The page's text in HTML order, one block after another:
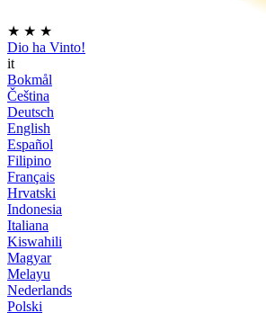
★ ★ ★
Dio ha Vinto!
it
Bokmål
Čeština
Deutsch
English
Español
Filipino
Français
Hrvatski
Indonesia
Italiana
Kiswahili
Magyar
Melayu
Nederlands
Polski